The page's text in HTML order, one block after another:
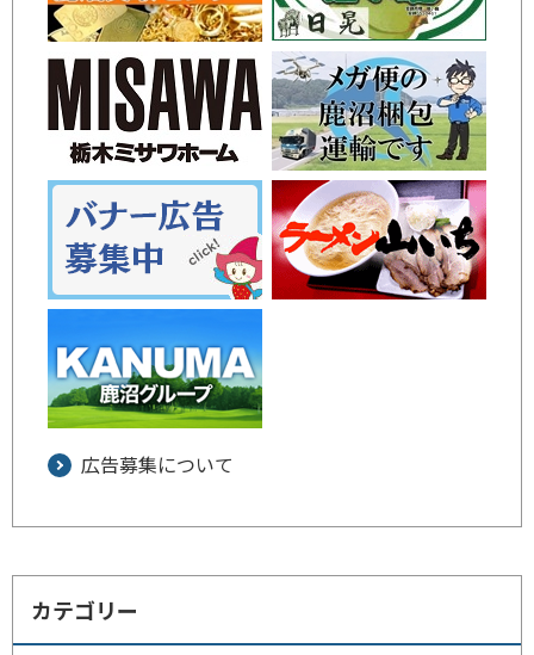
広告募集について
カテゴリー